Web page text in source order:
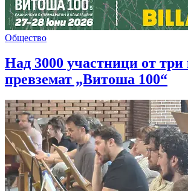
Общество
Над 3000 участници от три
превземат „Витоша 100“